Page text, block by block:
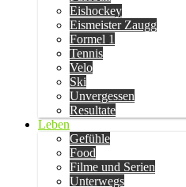
Eishockey
Eismeister Zaugg
Formel 1
Tennis
Velo
Ski
Unvergessen
Resultate
Leben
Gefühle
Food
Filme und Serien
Unterwegs